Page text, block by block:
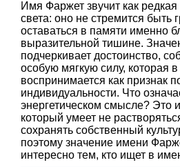
Имя Фаржет звучит как
света: оно не стремится быть
оставаться в памяти именно
выразительной тишине.
подчеркивает достоинство,
особую мягкую силу, которая
воспринимается как признак
индивидуальности. Что
энергетическом смысле? Это
который умеет не
сохранять собственный
поэтому значение имени
интересно тем, кто ищет в